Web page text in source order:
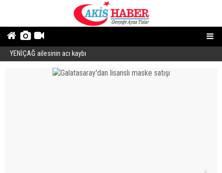
YENİÇAĞ ailesinin acı kaybı